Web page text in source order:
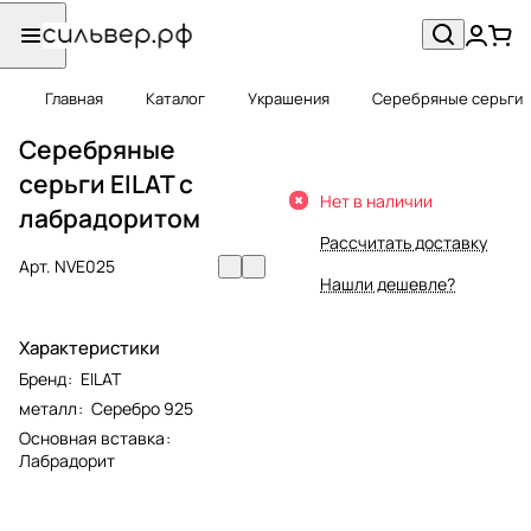
Главная Каталог Украшения Серебряные серьги
Серебряные
серьги EILAT с
лабрадоритом
Арт. NVE025
Характеристики
Бренд: EILAT
металл: Серебро 925
Основная вставка:
Лабрадорит
Нет в наличии
Рассчитать доставку
Нашли дешевле?